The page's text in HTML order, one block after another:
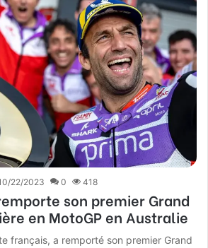
22/2023 0 418
son premier Grand
en MotoGP en Australie
français, a remporté son premier Grand